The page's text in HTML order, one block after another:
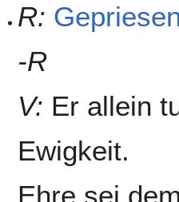
R:
-R
V: Er allein
Ewigkeit.
Ehre sei